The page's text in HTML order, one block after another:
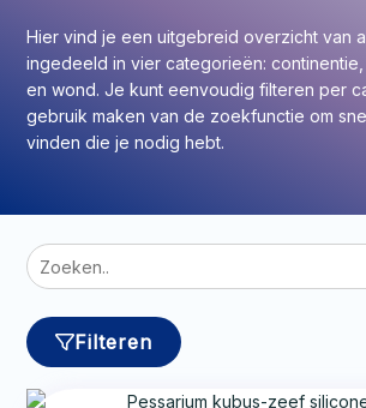
Hier vind je een uitgebreid overzicht van
ingedeeld in vier categorieën:
en wond. Je kunt eenvoudig filteren per
gebruik maken van de zoekfunctie om
vinden die je nodig hebt.
Zoeken
naar:
Filteren